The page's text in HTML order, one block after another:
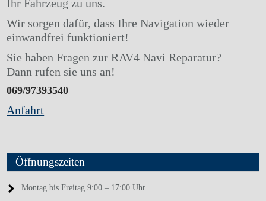
Ihr Fahrzeug zu uns.
Wir sorgen dafür, dass Ihre Navigation wieder
einwandfrei funktioniert!
Sie haben Fragen zur RAV4 Navi Reparatur?
Dann rufen sie uns an!
069/97393540
Anfahrt
Öffnungszeiten
Montag bis Freitag 9:00 – 17:00 Uhr